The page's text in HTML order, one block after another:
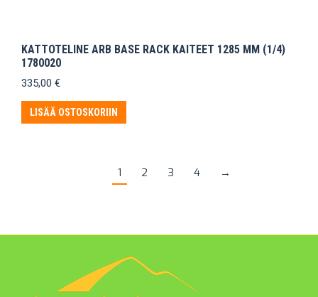
KATTOTELINE ARB BASE RACK KAITEET 1285 MM (1/4)
1780020
335,00 €
LISÄÄ OSTOSKORIIN
1 2 3 4 →